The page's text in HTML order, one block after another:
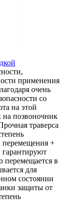
применения
очень
со
на этой
на позвоночник
траверса
перемещения +
гарантируют
перемещается в
для
состоянии
защиты от